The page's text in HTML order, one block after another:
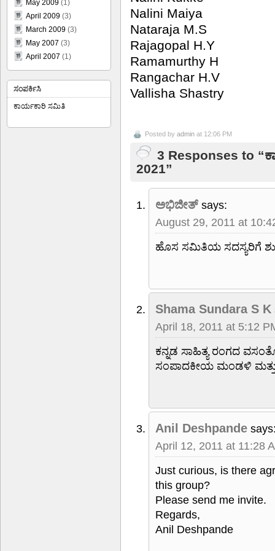
Nalini Maiya
Nataraja M.S
Rajagopal H.Y
Ramamurthy H
Rangachar H.V
Vallisha Shastry
Posted by admin at 12:06 PM
3 Responses to
2021”
ಅಭಿಜೀತ್ says:
August 29, 2011 at
ಹೊಸ ಸಮಿತಿಯ ಸದಸ್ಯರಿಗೆ
Shama Sundara S K
April 18, 2011 at 5:12
ಕನ್ನಡ ಸಾಹಿತ್ಯ ರಂಗದ
ಸಂಪಾದಕೀಯ ಮಂಡಳಿ
Anil Deshpande
April 12, 2011 at 11:28
Just curious, is there
this group?
Please send me invite.
Regards,
Anil Deshpande
May 2009 (1)
April 2009 (3)
March 2009 (3)
May 2007 (3)
April 2007 (1)
ಸಂಪರ್ಕಿಸಿ
ಕಾರ್ಯಕಾರಿ ಸಮಿತಿ